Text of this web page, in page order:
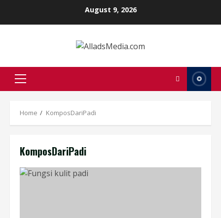
August 9, 2026
Primary
Menu
Home KomposDariPadi
KomposDariPadi